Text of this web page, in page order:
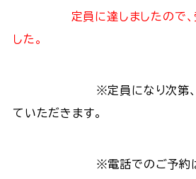
定員に達しましたので、受
した。
※定員になり次第、予約
ていただきます。
※電話でのご予約は承っ